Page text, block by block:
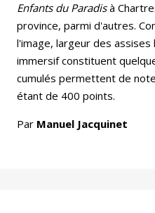
Enfants du Paradisà
province, parmi d'autres.
l'image, largeur des assises
immersif constituent
cumulés permettent de
étant de 400 points.
Par Manuel Jacquinet